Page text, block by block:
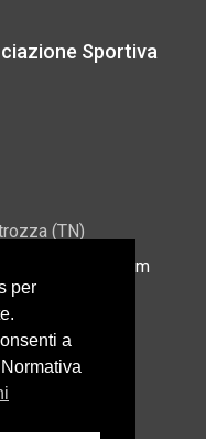
Sportiva
(TN)
per
a